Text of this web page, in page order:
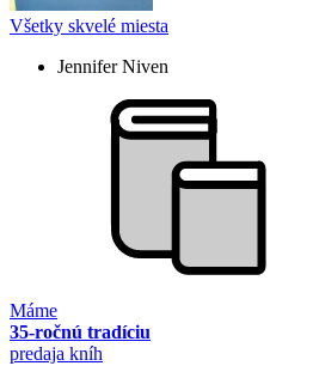
Všetky skvelé miesta
Jennifer Niven
Máme
35-ročnú tradíciu
predaja kníh